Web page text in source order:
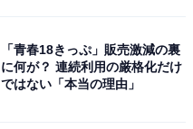
「青春18きっぷ」販売激減の裏
に何が？ 連続利用の厳格化だけ
ではない「本当の理由」